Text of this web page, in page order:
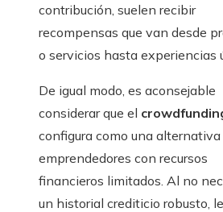
contribución, suelen recibir
recompensas que van desde
o servicios hasta experiencias
De igual modo, es aconsejable
considerar que el
configura como una
emprendedores con recursos
financieros limitados. Al no
un historial crediticio robusto,